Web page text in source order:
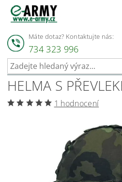
Máte dotaz? Kontaktujte nás:
734 323 996
HELMA S
1 hodnocení